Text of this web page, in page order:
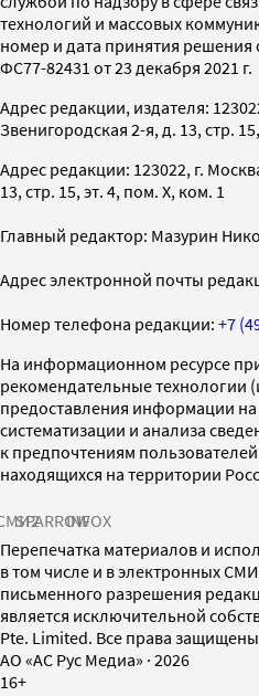
технологий и массовых
номер и дата принятия
ФС77-82431 от 23 декабря 2021 г.
Адрес редакции, издателя:
Звенигородская 2-я, д. 13, стр.
Адрес редакции: 123022, г.
13, стр. 15, эт. 4, пом. X, ком. 1
Главный редактор: Мазурин
Адрес электронной почты
Номер телефона редакции: +7
На информационном ресурсе
рекомендательные
предоставления информации на
систематизации и анализа
к предпочтениям
находящихся на территории
SPARROWINFOX
Перепечатка материалов и
в том числе и в электронных
письменного разрешения
является исключительной
Pte. Limited. Все права
AO «АС Рус Медиа» · 2026
16+